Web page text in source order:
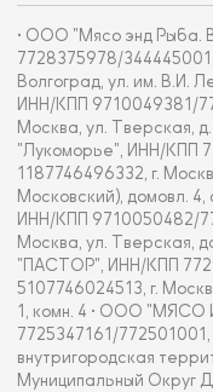
• ООО "Мясо энд Рыба.
7728375978/
Волгоград, ул. им. В.И.
ИНН/КПП 9710049381/
Москва, ул. Тверская,
"Лукоморье", ИНН/КПП
1187746496332, г.
Московский), домовл.
ИНН/КПП 9710050482/
Москва, ул. Тверская,
"ПАСТОР", ИНН/КПП
5107746024513, г.
1, комн. 4 • ООО "МЯСО
7725347161/
внутригородская
Муниципальный Округ